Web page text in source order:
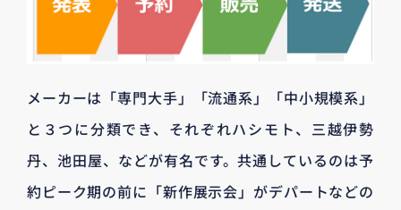
メーカーは「専門大手」「流通系」「中小規模系」
と３つに分類でき、それぞれハシモト、三越伊勢
丹、池田屋、などが有名です。共通しているのは予
約ピーク期の前に「新作展示会」がデパートなどの